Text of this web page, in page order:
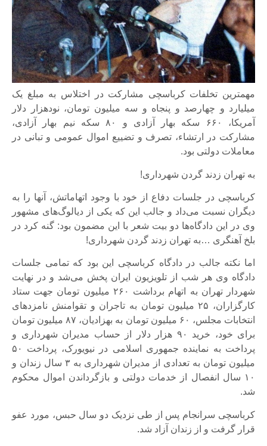
مهمترین تخلفات کرباسچی مشارکت در اختلاس به مبلغ یک
میلیارد و چهارصد و پنجاه و سه میلیون تومان، نودهزار دلار
آمریکا، ۶۶۰ سکه بهار آزادی و ۸۰ سکه نیم بهار آزادی،
مشارکت در ارتشاء، تصرف و تضییع اموال عمومی و تبانی در
معاملات دولتی بود.
به تهران زدند گردن شهرداری!
کرباسچی در جلسات دفاع از خود با وجود اتهاماتش، آنها را به
دیگران نسبت می‌داد و جالب این که یکی از دیالوگ‌های مشهور
وی در این دادگاه‌ها دو بیت شعر با این مضمون بود: گنه کرد در
بلخ آهنگری …به تهران زدند گردن شهرداری!
اما نکته جالب در دادگاه کرباسچی این بود که تمامی جلسات
دادگاه وی هر شب از تلویزیون ایران پخش می‌شد و در نهایت
شهردار تهران به اتهام برداشت ۲۶۰ میلیون تومان جهت ستاد
کارگزاران، ۲۵ میلیون تومان به تاجران و تقوامنش نامزدهای
انتخابات مجلس، ۶۰ میلیون تومان به بهزادیان، ۸۷ میلیون تومان
برای خود، خرید ۹۰ هزار دلار از حساب مدیران شهرداری و
پرداخت به نماینده جمهوری اسلامی در نیویورک، پرداخت ۵۰
میلیون تومان به تعدادی از مدیران شهرداری به ۳ سال زندان و
۱۰ سال انفصال از خدمات دولتی و بازگرداندن اموال محکوم
شد.
کرباسچی سرانجام پس از طی نزدیک دو سال حبس، مورد عفو
قرار گرفت و از زندان آزاد شد.